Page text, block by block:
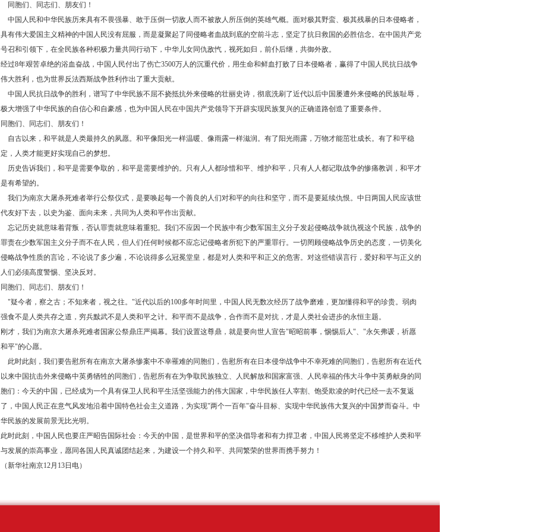
同胞们、同志们、朋友们！
中国人民和中华民族历来具有不畏强暴、敢于压倒一切敌人而不被敌人所压倒的英雄气概。面对极其野蛮、极其残暴的日本侵略者，
具有伟大爱国主义精神的中国人民没有屈服，而是凝聚起了同侵略者血战到底的空前斗志，坚定了抗日救国的必胜信念。在中国共产党
号召和引领下，在全民族各种积极力量共同行动下，中华儿女同仇敌忾，视死如归，前仆后继，共御外敌。
经过8年艰苦卓绝的浴血奋战，中国人民付出了伤亡3500万人的沉重代价，用生命和鲜血打败了日本侵略者，赢得了中国人民抗日战争
伟大胜利，也为世界反法西斯战争胜利作出了重大贡献。
中国人民抗日战争的胜利，谱写了中华民族不屈不挠抵抗外来侵略的壮丽史诗，彻底洗刷了近代以后中国屡遭外来侵略的民族耻辱，
极大增强了中华民族的自信心和自豪感，也为中国人民在中国共产党领导下开辟实现民族复兴的正确道路创造了重要条件。
同胞们、同志们、朋友们！
自古以来，和平就是人类最持久的夙愿。和平像阳光一样温暖、像雨露一样滋润。有了阳光雨露，万物才能茁壮成长。有了和平稳
定，人类才能更好实现自己的梦想。
历史告诉我们，和平是需要争取的，和平是需要维护的。只有人人都珍惜和平、维护和平，只有人人都记取战争的惨痛教训，和平才
是有希望的。
我们为南京大屠杀死难者举行公祭仪式，是要唤起每一个善良的人们对和平的向往和坚守，而不是要延续仇恨。中日两国人民应该世
代友好下去，以史为鉴、面向未来，共同为人类和平作出贡献。
忘记历史就意味着背叛，否认罪责就意味着重犯。我们不应因一个民族中有少数军国主义分子发起侵略战争就仇视这个民族，战争的
罪责在少数军国主义分子而不在人民，但人们任何时候都不应忘记侵略者所犯下的严重罪行。一切罔顾侵略战争历史的态度，一切美化
侵略战争性质的言论，不论说了多少遍，不论说得多么冠冕堂皇，都是对人类和平和正义的危害。对这些错误言行，爱好和平与正义的
人们必须高度警惕、坚决反对。
同胞们、同志们、朋友们！
"疑今者，察之古；不知来者，视之往。"近代以后的100多年时间里，中国人民无数次经历了战争磨难，更加懂得和平的珍贵。弱肉
强食不是人类共存之道，穷兵黩武不是人类和平之计。和平而不是战争，合作而不是对抗，才是人类社会进步的永恒主题。
刚才，我们为南京大屠杀死难者国家公祭鼎庄严揭幕。我们设置这尊鼎，就是要向世人宣告"昭昭前事，惕惕后人"、"永矢弗谖，祈愿
和平"的心愿。
此时此刻，我们要告慰所有在南京大屠杀惨案中不幸罹难的同胞们，告慰所有在日本侵华战争中不幸死难的同胞们，告慰所有在近代
以来中国抗击外来侵略中英勇牺牲的同胞们，告慰所有在为争取民族独立、人民解放和国家富强、人民幸福的伟大斗争中英勇献身的同
胞们：今天的中国，已经成为一个具有保卫人民和平生活坚强能力的伟大国家，中华民族任人宰割、饱受欺凌的时代已经一去不复返
了，中国人民正在意气风发地沿着中国特色社会主义道路，为实现"两个一百年"奋斗目标、实现中华民族伟大复兴的中国梦而奋斗。中
华民族的发展前景无比光明。
此时此刻，中国人民也要庄严昭告国际社会：今天的中国，是世界和平的坚决倡导者和有力捍卫者，中国人民将坚定不移维护人类和平
与发展的崇高事业，愿同各国人民真诚团结起来，为建设一个持久和平、共同繁荣的世界而携手努力！
（新华社南京12月13日电）